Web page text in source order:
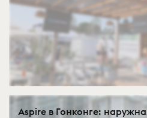
Aspire в Гонконге: